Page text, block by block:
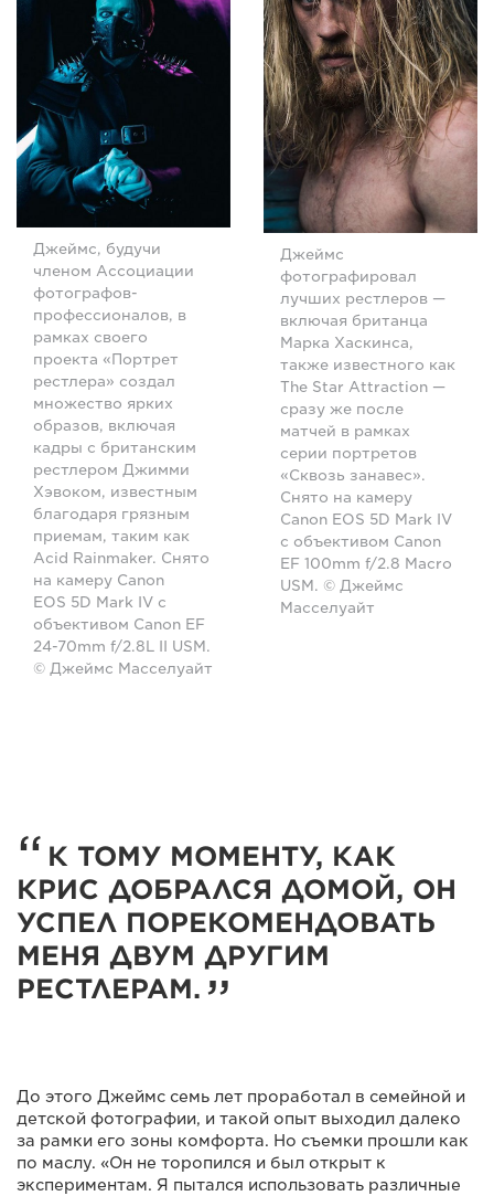
Джеймс, будучи
членом Ассоциации
фотографов-
профессионалов, в
рамках своего
проекта «Портрет
рестлера» создал
множество ярких
образов, включая
кадры с британским
рестлером Джимми
Хэвоком, известным
благодаря грязным
приемам, таким как
Acid Rainmaker. Снято
на камеру Canon
EOS 5D Mark IV с
объективом Canon EF
24-70mm f/2.8L II USM.
© Джеймс Масселуайт
Джеймс
фотографировал
лучших рестлеров —
включая британца
Марка Хаскинса,
также известного как
The Star Attraction —
сразу же после
матчей в рамках
серии портретов
«Сквозь занавес».
Снято на камеру
Canon EOS 5D Mark IV
с объективом Canon
EF 100mm f/2.8 Macro
USM. © Джеймс
Масселуайт
К ТОМУ МОМЕНТУ, КАК
КРИС ДОБРАЛСЯ ДОМОЙ, ОН
УСПЕЛ ПОРЕКОМЕНДОВАТЬ
МЕНЯ ДВУМ ДРУГИМ
РЕСТЛЕРАМ.
До этого Джеймс семь лет проработал в семейной и
детской фотографии, и такой опыт выходил далеко
за рамки его зоны комфорта. Но съемки прошли как
по маслу. «Он не торопился и был открыт к
экспериментам. Я пытался использовать различные